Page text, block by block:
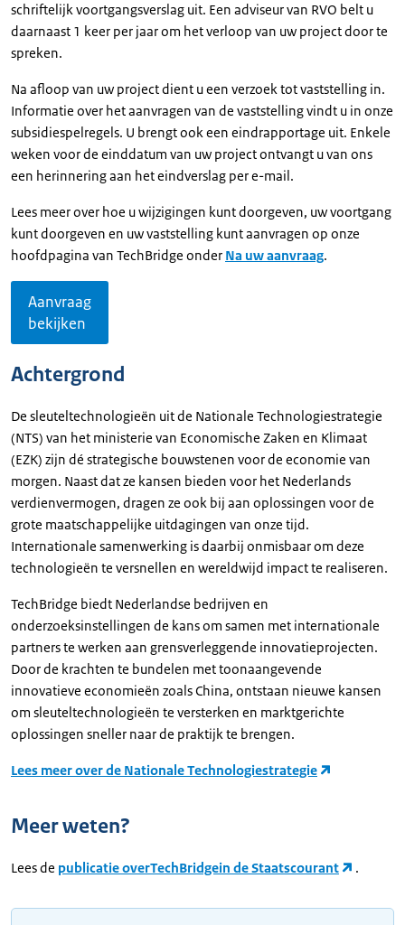
schriftelijk voortgangsverslag uit. Een adviseur van RVO belt u
daarnaast 1 keer per jaar om het verloop van uw project door te
spreken.
Na afloop van uw project dient u een verzoek tot vaststelling in.
Informatie over het aanvragen van de vaststelling vindt u in onze
subsidiespelregels. U brengt ook een eindrapportage uit. Enkele
weken voor de einddatum van uw project ontvangt u van ons
een herinnering aan het eindverslag per e-mail.
Lees meer over hoe u wijzigingen kunt doorgeven, uw voortgang
kunt doorgeven en uw vaststelling kunt aanvragen op onze
hoofdpagina van TechBridge onder Na uw aanvraag.
Aanvraag
bekijken
Achtergrond
De sleuteltechnologieën uit de Nationale Technologiestrategie
(NTS) van het ministerie van Economische Zaken en Klimaat
(EZK) zijn dé strategische bouwstenen voor de economie van
morgen. Naast dat ze kansen bieden voor het Nederlands
verdienvermogen, dragen ze ook bij aan oplossingen voor de
grote maatschappelijke uitdagingen van onze tijd.
Internationale samenwerking is daarbij onmisbaar om deze
technologieën te versnellen en wereldwijd impact te realiseren.
TechBridge biedt Nederlandse bedrijven en
onderzoeksinstellingen de kans om samen met internationale
partners te werken aan grensverleggende innovatieprojecten.
Door de krachten te bundelen met toonaangevende
innovatieve economieën zoals China, ontstaan nieuwe kansen
om sleuteltechnologieën te versterken en marktgerichte
oplossingen sneller naar de praktijk te brengen.
Lees meer over de Nationale Technologiestrategie
Meer weten?
Lees de publicatie overTechBridgein de Staatscourant .